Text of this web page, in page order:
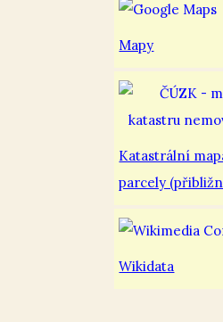
Mapy
Katastrální
parcely
Wikidata